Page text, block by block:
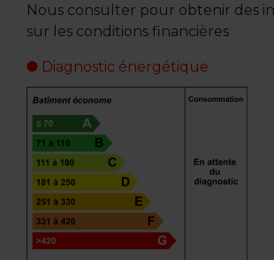
Nous consulter pour obtenir des
sur les conditions financières
Diagnostic énergétique